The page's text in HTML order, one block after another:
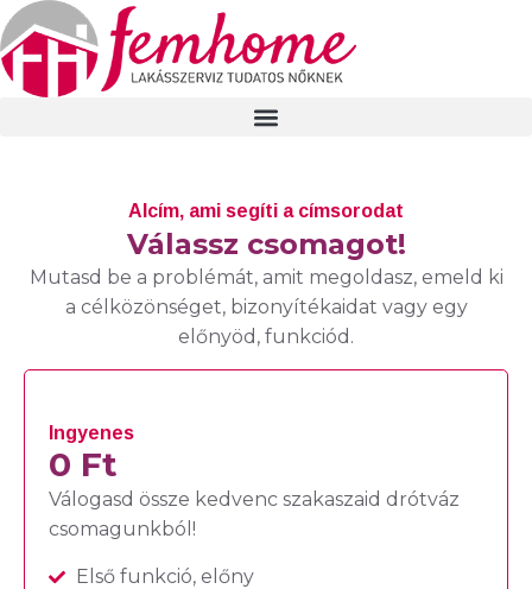
Alcím, ami segíti a címsorodat
Válassz csomagot!
Mutasd be a problémát, amit megoldasz, emeld ki
a célközönséget, bizonyítékaidat vagy egy
előnyöd, funkciód.
Ingyenes
0 Ft
Válogasd össze kedvenc szakaszaid drótváz
csomagunkból!
Első funkció, előny